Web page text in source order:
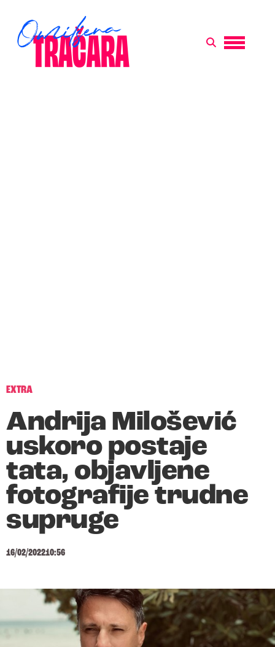
EXTRA
Andrija Milošević
uskoro postaje
tata, objavljene
fotografije trudne
supruge
16/02/202210:56